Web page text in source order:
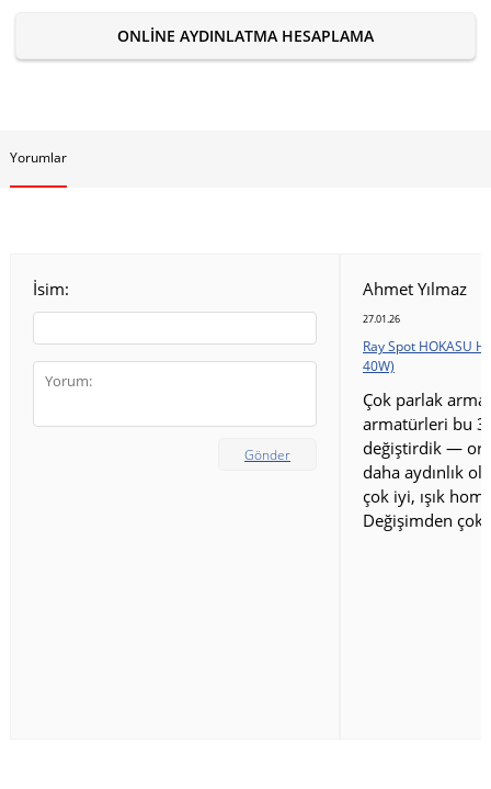
ONLINE AYDINLATMA HESAPLAMA
Yorumlar
İsim:
Gönder
Ahmet Yılmaz
27.01.26
Ray Spot HOKASU
40W)
Çok parlak
armatürleri bu
değiştirdik —
daha aydınlık
çok iyi, ışık
Değişimden çok